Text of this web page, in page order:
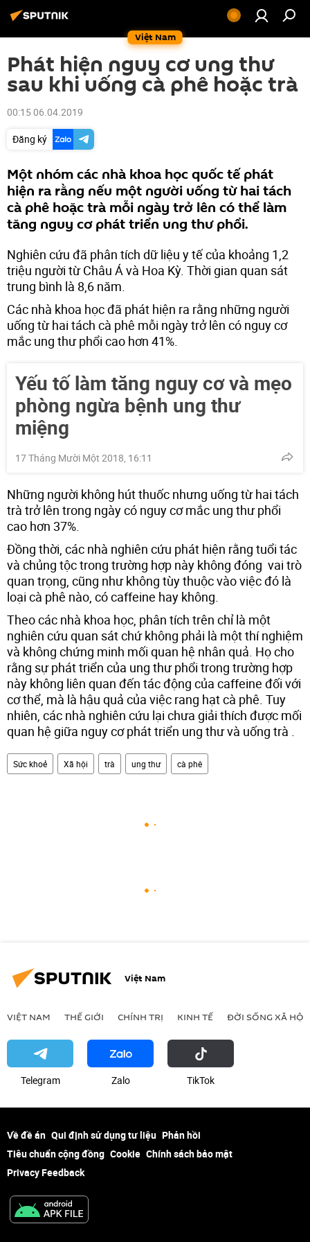
Việt Nam
Phát hiện nguy cơ ung thư
sau khi uống cà phê hoặc trà
00:15 06.04.2019
Đăng ký
Một nhóm các nhà khoa học quốc tế phát
hiện ra rằng nếu một người uống từ hai tách
cà phê hoặc trà mỗi ngày trở lên có thể làm
tăng nguy cơ phát triển ung thư phổi.
Nghiên cứu đã phân tích dữ liệu y tế của khoảng 1,2
triệu người từ Châu Á và Hoa Kỳ. Thời gian quan sát
trung bình là 8,6 năm.
Các nhà khoa học đã phát hiện ra rằng những người
uống từ hai tách cà phê mỗi ngày trở lên có nguy cơ
mắc ung thư phổi cao hơn 41%.
Yếu tố làm tăng nguy cơ và mẹo
phòng ngừa bệnh ung thư
miệng
17 Tháng Mười Một 2018, 16:11
Những người không hút thuốc nhưng uống từ hai tách
trà trở lên trong ngày có nguy cơ mắc ung thư phổi
cao hơn 37%.
Đồng thời, các nhà nghiên cứu phát hiện rằng tuổi tác
và chủng tộc trong trường hợp này không đóng vai trò
quan trọng, cũng như không tùy thuộc vào việc đó là
loại cà phê nào, có caffeine hay không.
Theo các nhà khoa học, phân tích trên chỉ là một
nghiên cứu quan sát chứ không phải là một thí nghiệm
và không chứng minh mối quan hệ nhân quả. Họ cho
rằng sự phát triển của ung thư phổi trong trường hợp
này không liên quan đến tác động của caffeine đối với
cơ thể, mà là hậu quả của việc rang hạt cà phê. Tuy
nhiên, các nhà nghiên cứu lại chưa giải thích được mối
quan hệ giữa nguy cơ phát triển ung thư và uống trà .
Sức khoẻ Xã hội trà ung thư cà phê
Việt Nam
VIỆT NAM THẾ GIỚI CHÍNH TRỊ KINH TẾ ĐỜI SỐNG XÃ HỘI
Telegram Zalo ТikТоk
Về đề án Qui định sử dụng tư liệu Phản hồi
Tiêu chuẩn cộng đồng Cookie Chính sách bảo mật
Privacy Feedback